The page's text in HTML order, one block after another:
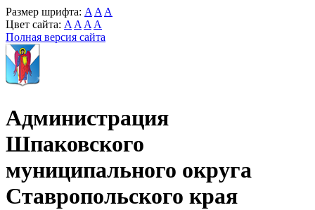
Размер шрифта: A A A
Цвет сайта: A A A A
Полная версия сайта
Администрация
Шпаковского
муниципального округа
Ставропольского края